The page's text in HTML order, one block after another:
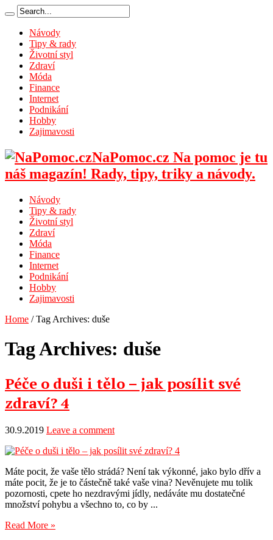
Návody
Tipy & rady
Životní styl
Zdraví
Móda
Finance
Internet
Podnikání
Hobby
Zajimavosti
NaPomoc.cz Na pomoc je tu
náš magazín! Rady, tipy, triky a návody.
Návody
Tipy & rady
Životní styl
Zdraví
Móda
Finance
Internet
Podnikání
Hobby
Zajimavosti
Home /Tag Archives: duše
Tag Archives: duše
Péče o duši i tělo – jak posílit své
zdraví? 4
30.9.2019 Leave a comment
Máte pocit, že vaše tělo strádá? Není tak výkonné, jako bylo dřív a
máte pocit, že je to částečně také vaše vina? Nevěnujete mu tolik
pozornosti, cpete ho nezdravými jídly, nedáváte mu dostatečné
množství pohybu a všechno to, co by ...
Read More »